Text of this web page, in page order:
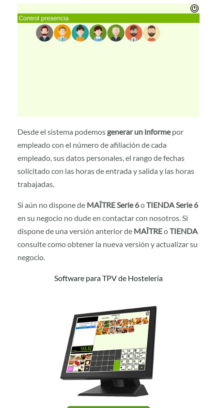
Desde el sistema podemos generar un informepor
empleado con el número de afiliación de cada
empleado, sus datos personales, el rango de fechas
solicitado con las horas de entrada y salida y las horas
trabajadas.
Si aún no dispone de MAÎTRE Serie 6oTIENDA Serie 6
en su negocio no dude en contactar con nosotros. Si
dispone de una versión anterior de MAÎTREoTIENDA
consulte como obtener la nueva versión y actualizar su
negocio.
Software para TPV de Hostelería